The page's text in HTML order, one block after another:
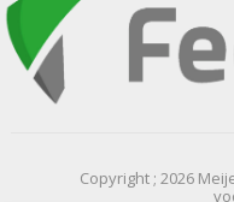
Copyright ; 2026